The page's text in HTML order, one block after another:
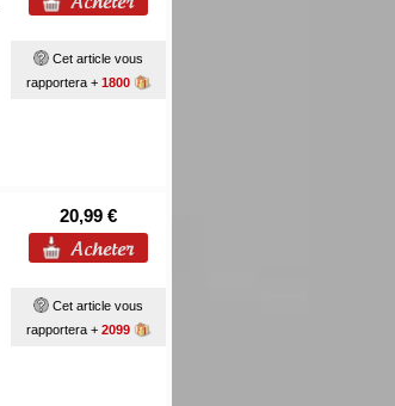
Cet article vous
rapportera + 1800
20,99 €
Cet article vous
rapportera + 2099